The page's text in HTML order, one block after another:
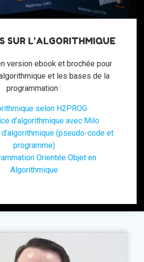
SUR L’ALGORITHMIQUE
version ebook et brochée pour
et les bases de la
programmation :
selon H2PROG
d’algorithmique avec Milo
(pseudo-code et
programme)
Orientée Objet en
Algorithmique